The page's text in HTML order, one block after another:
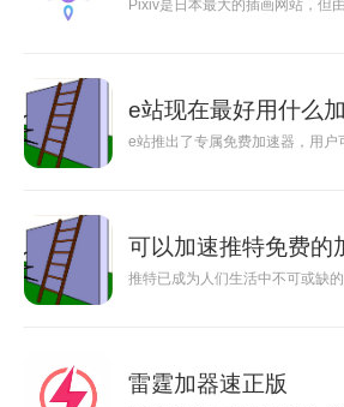
Pixiv是日本最大的插画网站，但
e站现在最好用什么
e站推出了专属免费加速器，用
可以加速推特免费的
推特已成为人们生活中不可或缺
雷霆加器速正版